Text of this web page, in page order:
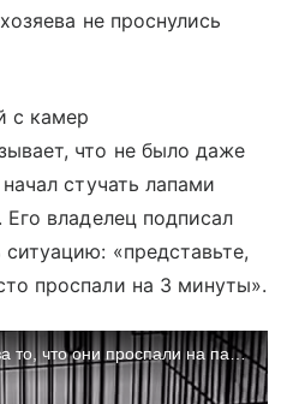
не проснулись
с камер
что не было даже
стучать лапами
Его владелец подписал
«представьте,
проспали на 3 минуты».